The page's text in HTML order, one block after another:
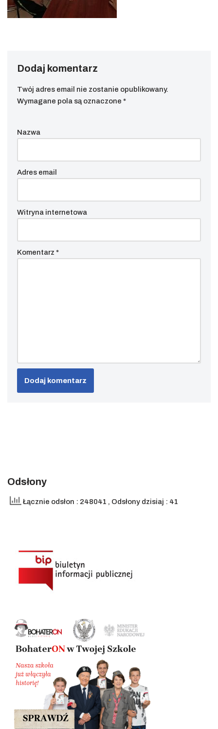
Dodaj komentarz
Twój adres email nie zostanie opublikowany.
Wymagane pola są oznaczone *
Nazwa
Adres email
Witryna internetowa
Komentarz *
Odsłony
Łącznie odsłon : 248041 , Odsłony dzisiaj : 41